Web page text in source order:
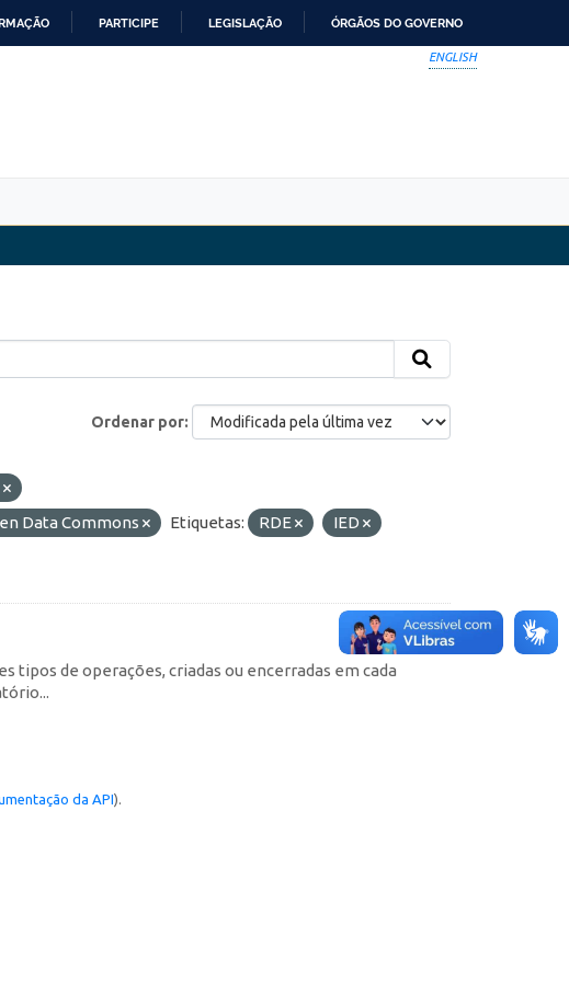
PARTICIPE LEGISLAÇÃO ÓRGÃOS DO GOVERNO
ENGLISH
Ordenar por
Data Commons Etiquetas: RDE
IED
de operações, criadas ou encerradas em cada
da API).